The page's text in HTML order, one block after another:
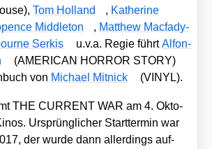
Tom Hol­land , Kathe­ri­ne
Midd­le­ton , Matthew Mac­fa­dy­
Ser­kis u.v.a. Regie führtAlfon­
(AMERICAN HORROR STORY)
von Micha­el Mit­nick (VINYL).
THE CURRENT WAR am 4. Okto­
Ursprüng­li­cher Start­ter­min war
der wur­de dann aller­dings auf­